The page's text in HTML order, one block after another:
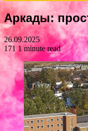
Аркады:
26.09.2025
1711 minute read